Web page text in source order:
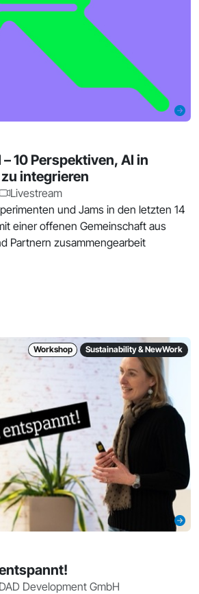
10 Perspektiven, AI in
integrieren
Livestream
und Jams in den letzten 14
einer offenen Gemeinschaft aus
Partnern zusammengearbeit
Workshop Sustainability & NewWork
Development GmbH